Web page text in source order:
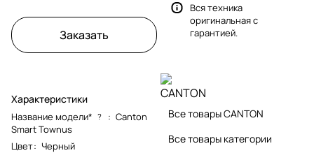
Заказать
Характеристики
Название модели* ? : Canton
Smart Townus
Цвет: Черный
Вся техника
оригинальная с
гарантией.
Все товары CANTON
Все товары категории